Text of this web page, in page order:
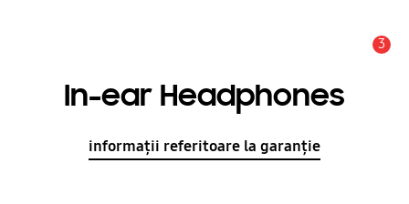
3
In-ear Headphones
informații referitoare la garanție